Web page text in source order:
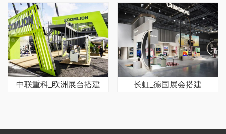
中联重科_欧洲展台搭建 长虹_德国展会搭建